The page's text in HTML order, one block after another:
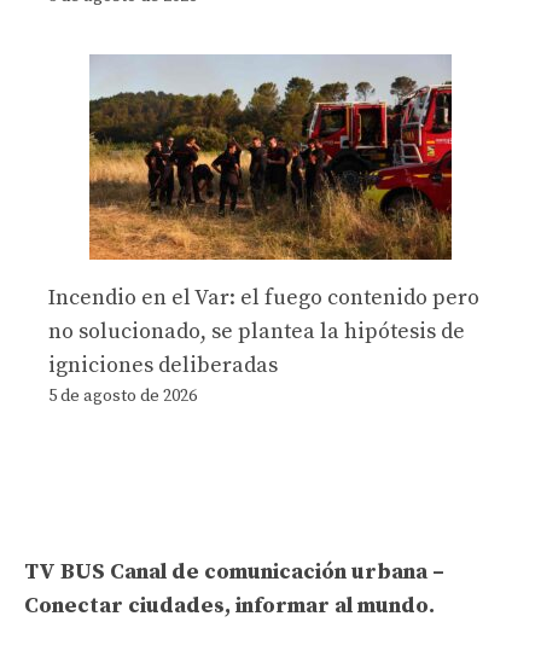
Incendio en el Var: el fuego contenido pero
no solucionado, se plantea la hipótesis de
igniciones deliberadas
5 de agosto de 2026
TV BUS Canal de comunicación urbana –
Conectar ciudades, informar al mundo.